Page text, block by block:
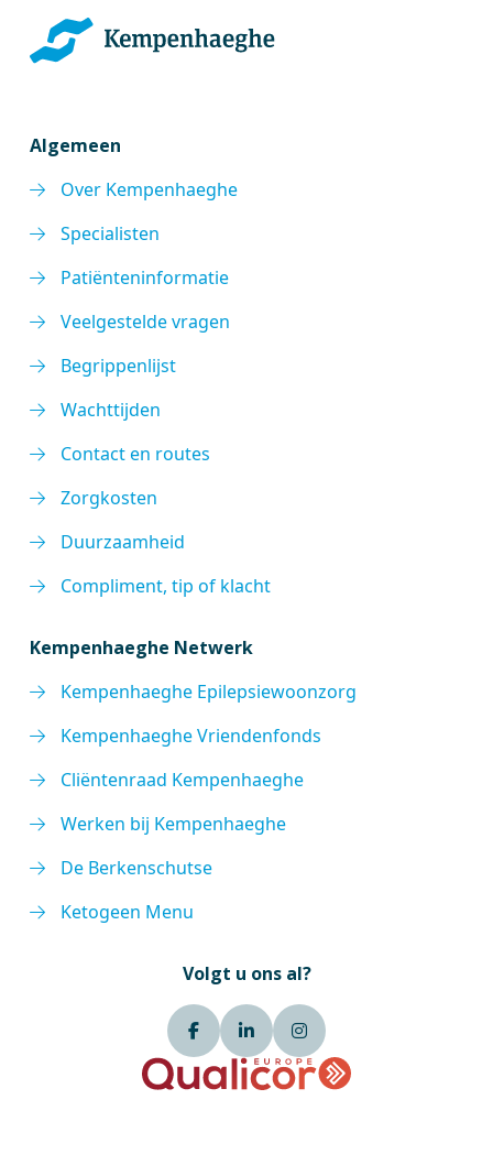
Algemeen
Over Kempenhaeghe
Specialisten
Patiënteninformatie
Veelgestelde vragen
Begrippenlijst
Wachttijden
Contact en routes
Zorgkosten
Duurzaamheid
Compliment, tip of klacht
Kempenhaeghe Netwerk
Kempenhaeghe Epilepsiewoonzorg
Kempenhaeghe Vriendenfonds
Cliëntenraad Kempenhaeghe
Werken bij Kempenhaeghe
De Berkenschutse
Ketogeen Menu
Volgt u ons al?